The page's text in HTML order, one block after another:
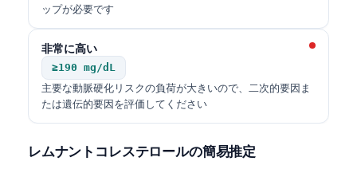
ップが必要です
非常に高い
≥190 mg/dL
主要な動脈硬化リスクの負荷が大きいので、二次的要因ま
たは遺伝的要因を評価してください
レムナントコレステロールの簡易推定
Tiếng Việt
ไทย
ဗမာစာ
Kiswahili